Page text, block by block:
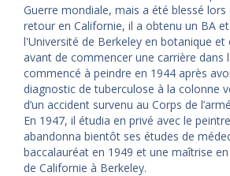
Guerre mondiale, mais a été blessé lors
retour en Californie, il a obtenu un BA
l'Université de Berkeley en botanique et
avant de commencer une carrière dans
commencé à peindre en 1944 après
diagnostic de tuberculose à la colonne
d’un accident survenu au Corps de
En 1947, il étudia en privé avec le
abandonna bientôt ses études de
baccalauréat en 1949 et une maîtrise
de Californie à Berkeley.